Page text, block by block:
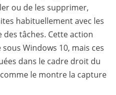
ou de les supprimer,
habituellement avec les
des tâches. Cette action
Windows 10, mais ces
dans le cadre droit du
le montre la capture